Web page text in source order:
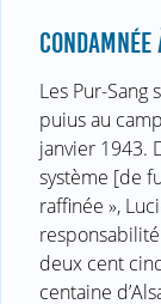
CONDAMNÉE
Les Pur-Sang
puius au
janvier 1943.
système [de
raffinée »,
deux cent
centaine